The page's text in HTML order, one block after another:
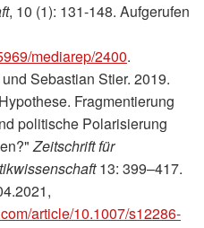
, 10 (1): 131-148. Aufgerufen
mediarep/2400.
Sebastian Stier. 2019.
Fragmentierung
politische Polarisierung
Zeitschrift für
13: 399–417.
article/10.1007/s12286-